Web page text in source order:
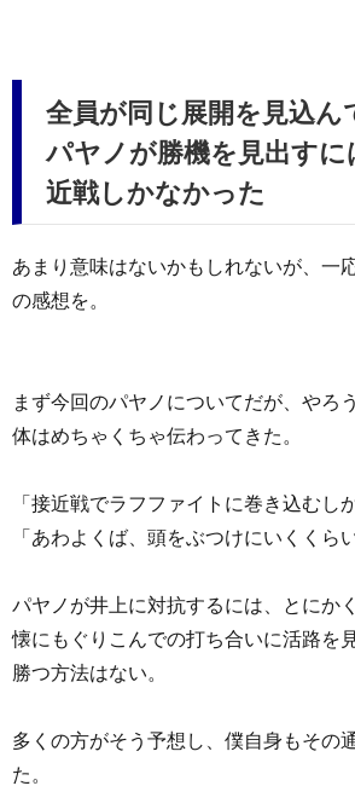
全員が同じ展開を見込ん
パヤノが勝機を見出す
近戦しかなかった
あまり意味はないかもしれないが、一
の感想を。
まず今回のパヤノについてだが、やろ
体はめちゃくちゃ伝わってきた。
「接近戦でラフファイトに巻き込むし
「あわよくば、頭をぶつけにいくくら
パヤノが井上に対抗するには、とにか
懐にもぐりこんでの打ち合いに活路を
勝つ方法はない。
多くの方がそう予想し、僕自身もその
た。